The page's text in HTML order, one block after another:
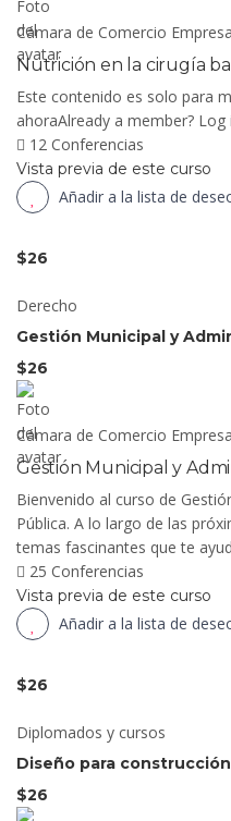
Cámara de Comercio
Nutrición en la cirugía
Este contenido es solo para
ahoraAlready a member? Log
12 Conferencias
Vista previa de este curso
Añadir a la lista de
$26
Derecho
Gestión Municipal y
$26
Cámara de Comercio
Gestión Municipal y
Bienvenido al curso de
Pública. A lo largo de las
temas fascinantes que te
25 Conferencias
Vista previa de este curso
Añadir a la lista de
$26
Diplomados y cursos
Diseño para
$26